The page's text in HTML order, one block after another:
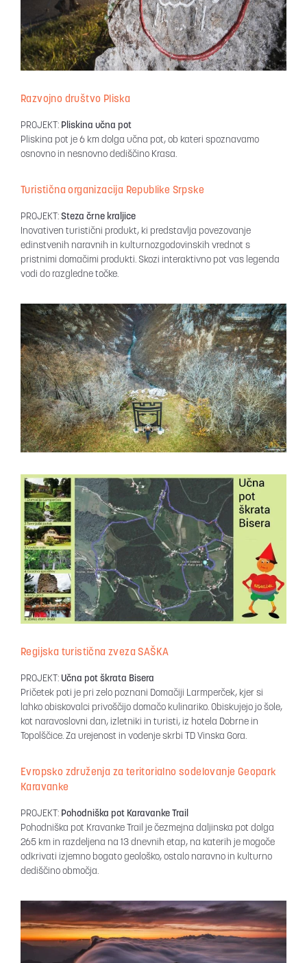
Razvojno društvo Pliska
PROJEKT: Pliskina učna pot
Pliskina pot je 6 km dolga učna pot, ob kateri spoznavamo
osnovno in nesnovno dediščino Krasa.
Turistična organizacija Republike Srpske
PROJEKT: Steza črne kraljice
Inovativen turistični produkt, ki predstavlja povezovanje
edinstvenih naravnih in kulturnozgodovinskih vrednot s
pristnimi domačimi produkti. Skozi interaktivno pot vas legenda
vodi do razgledne točke.
Regijska turistična zveza SAŠKA
PROJEKT: Učna pot škrata Bisera
Pričetek poti je pri zelo poznani Domačiji Larmperček, kjer si
lahko obiskovalci privoščijo domačo kulinariko. Obiskujejo jo šole,
kot naravoslovni dan, izletniki in turisti, iz hotela Dobrne in
Topolščice. Za urejenost in vodenje skrbi TD Vinska Gora.
Evropsko združenja za teritorialno sodelovanje Geopark
Karavanke
PROJEKT: Pohodniška pot Karavanke Trail
Pohodniška pot Kravanke Trail je čezmejna daljinska pot dolga
265 km in razdeljena na 13 dnevnih etap, na katerih je mogoče
odkrivati izjemno bogato geološko, ostalo naravno in kulturno
dediščino območja.